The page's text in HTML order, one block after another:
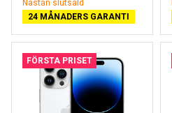
Nästan slutsåld
24 MÅNADERS GARANTI
FÖRSTA PRISET